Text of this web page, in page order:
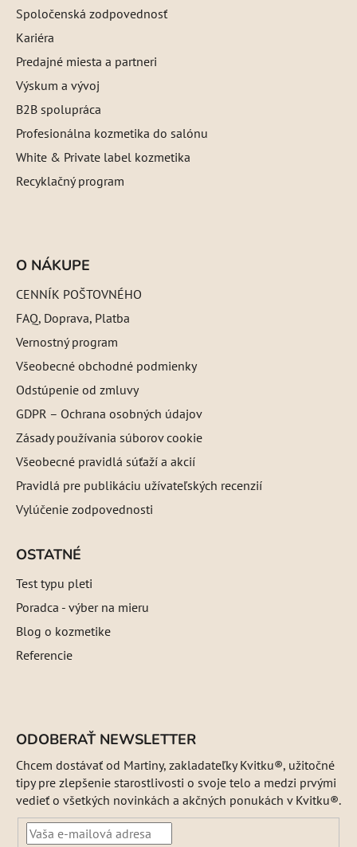
Spoločenská zodpovednosť
Kariéra
Predajné miesta a partneri
Výskum a vývoj
B2B spolupráca
Profesionálna kozmetika do salónu
White & Private label kozmetika
Recyklačný program
O NÁKUPE
CENNÍK POŠTOVNÉHO
FAQ, Doprava, Platba
Vernostný program
Všeobecné obchodné podmienky
Odstúpenie od zmluvy
GDPR – Ochrana osobných údajov
Zásady používania súborov cookie
Všeobecné pravidlá súťaží a akcií
Pravidlá pre publikáciu užívateľských recenzií
Vylúčenie zodpovednosti
OSTATNÉ
Test typu pleti
Poradca - výber na mieru
Blog o kozmetike
Referencie
ODOBERAŤ NEWSLETTER
Chcem dostávať od Martiny, zakladateľky Kvitku®, užitočné
tipy pre zlepšenie starostlivosti o svoje telo a medzi prvými
vedieť o všetkých novinkách a akčných ponukách v Kvitku®.